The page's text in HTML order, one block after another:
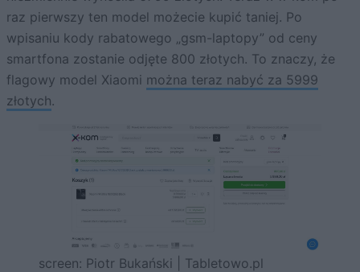
raz pierwszy ten model możecie kupić taniej. Po
wpisaniu kody rabatowego „gsm-laptopy” od ceny
smartfona zostanie odjęte 800 złotych. To znaczy, że
flagowy model Xiaomi można teraz nabyć za 5999
złotych.
screen: Piotr Bukański | Tabletowo.pl